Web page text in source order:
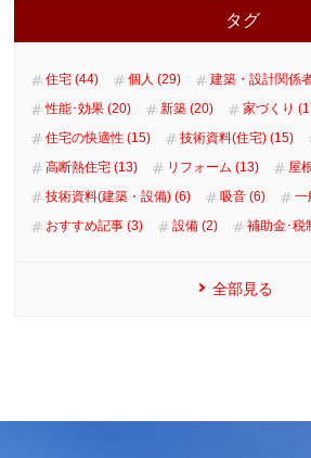
タグ
住宅 (44) 個人 (29)
建築・設計関係
性能･効果 (20)
新築 (20)
家づくり
住宅の快適性 (15)
技術資料(住宅) (15)
高断熱住宅 (13)
リフォーム (13) 屋
技術資料(建築・設備) (6)
吸音 (6) 一
おすすめ記事 (3)
設備 (2) 補助金･税
全部見る